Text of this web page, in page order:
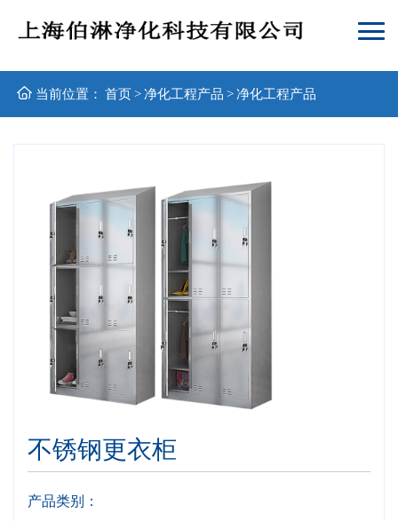
当前位置： 首页>净化工程产品 >净化工程产品
不锈钢更衣柜
产品类别：